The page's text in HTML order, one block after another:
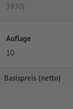
3930)
Auflage
10
Basispreis (netto)